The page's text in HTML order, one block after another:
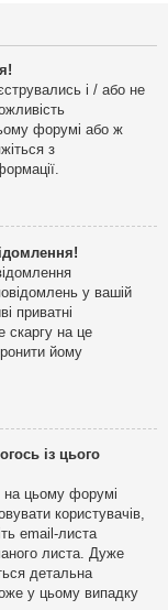
і / або не
форумі або ж
з
у вашій
приватні
скаргу на це
йому
із цього
цьому форумі
користувачів,
email-листа
листа. Дуже
детальна
у цьому випадку